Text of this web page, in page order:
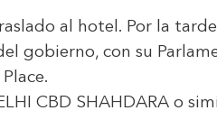
al hotel. Por la
gobierno, con su
CBD SHAHDARA o